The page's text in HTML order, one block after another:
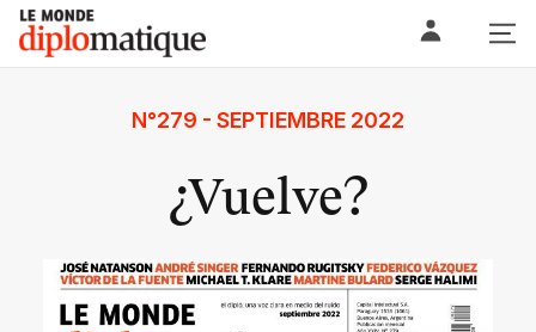
Skip
content
Le monde diplomatique
N°279 - SEPTIEMBRE 2022
¿Vuelve?